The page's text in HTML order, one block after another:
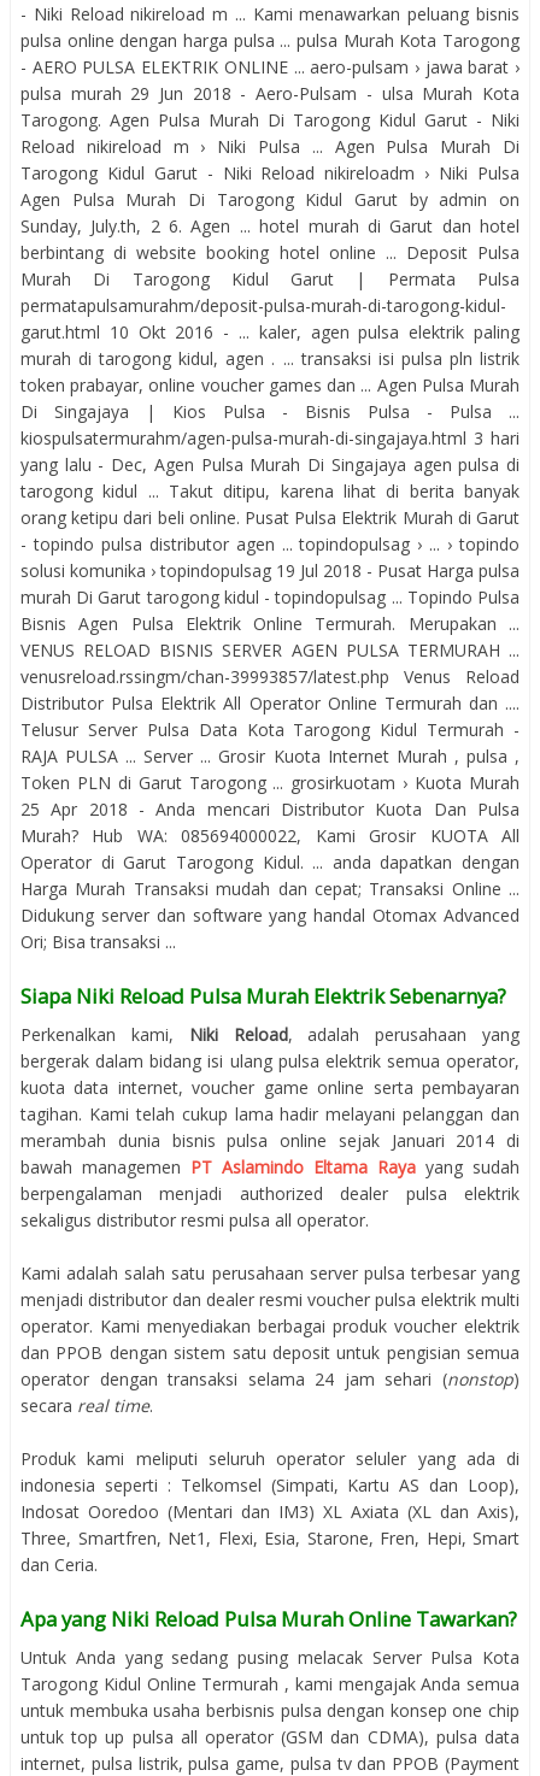
- Niki Reload nikireload m ... Kami menawarkan peluang bisnis
pulsa online dengan harga pulsa ... pulsa Murah Kota Tarogong
- AERO PULSA ELEKTRIK ONLINE ... aero-pulsam › jawa barat ›
pulsa murah 29 Jun 2018 - Aero-Pulsam - ulsa Murah Kota
Tarogong. Agen Pulsa Murah Di Tarogong Kidul Garut - Niki
Reload nikireload m › Niki Pulsa ... Agen Pulsa Murah Di
Tarogong Kidul Garut - Niki Reload nikireloadm › Niki Pulsa
Agen Pulsa Murah Di Tarogong Kidul Garut by admin on
Sunday, July.th, 2 6. Agen ... hotel murah di Garut dan hotel
berbintang di website booking hotel online ... Deposit Pulsa
Murah Di Tarogong Kidul Garut | Permata Pulsa
permatapulsamurahm/deposit-pulsa-murah-di-tarogong-kidul-
garut.html 10 Okt 2016 - ... kaler, agen pulsa elektrik paling
murah di tarogong kidul, agen . ... transaksi isi pulsa pln listrik
token prabayar, online voucher games dan ... Agen Pulsa Murah
Di Singajaya | Kios Pulsa - Bisnis Pulsa - Pulsa ...
kiospulsatermurahm/agen-pulsa-murah-di-singajaya.html 3 hari
yang lalu - Dec, Agen Pulsa Murah Di Singajaya agen pulsa di
tarogong kidul ... Takut ditipu, karena lihat di berita banyak
orang ketipu dari beli online. Pusat Pulsa Elektrik Murah di Garut
- topindo pulsa distributor agen ... topindopulsag › ... › topindo
solusi komunika › topindopulsag 19 Jul 2018 - Pusat Harga pulsa
murah Di Garut tarogong kidul - topindopulsag ... Topindo Pulsa
Bisnis Agen Pulsa Elektrik Online Termurah. Merupakan ...
VENUS RELOAD BISNIS SERVER AGEN PULSA TERMURAH ...
venusreload.rssingm/chan-39993857/latest.php Venus Reload
Distributor Pulsa Elektrik All Operator Online Termurah dan ....
Telusur Server Pulsa Data Kota Tarogong Kidul Termurah -
RAJA PULSA ... Server ... Grosir Kuota Internet Murah , pulsa ,
Token PLN di Garut Tarogong ... grosirkuotam › Kuota Murah
25 Apr 2018 - Anda mencari Distributor Kuota Dan Pulsa
Murah? Hub WA: 085694000022, Kami Grosir KUOTA All
Operator di Garut Tarogong Kidul. ... anda dapatkan dengan
Harga Murah Transaksi mudah dan cepat; Transaksi Online ...
Didukung server dan software yang handal Otomax Advanced
Ori; Bisa transaksi ...
Siapa Niki Reload Pulsa Murah Elektrik Sebenarnya?
Perkenalkan kami, Niki Reload, adalah perusahaan yang
bergerak dalam bidang isi ulang pulsa elektrik semua operator,
kuota data internet, voucher game online serta pembayaran
tagihan. Kami telah cukup lama hadir melayani pelanggan dan
merambah dunia bisnis pulsa online sejak Januari 2014 di
bawah managemen PT Aslamindo Eltama Raya yang sudah
berpengalaman menjadi authorized dealer pulsa elektrik
sekaligus distributor resmi pulsa all operator.
Kami adalah salah satu perusahaan server pulsa terbesar yang
menjadi distributor dan dealer resmi voucher pulsa elektrik multi
operator. Kami menyediakan berbagai produk voucher elektrik
dan PPOB dengan sistem satu deposit untuk pengisian semua
operator dengan transaksi selama 24 jam sehari (nonstop)
secara real time.
Produk kami meliputi seluruh operator seluler yang ada di
indonesia seperti : Telkomsel (Simpati, Kartu AS dan Loop),
Indosat Ooredoo (Mentari dan IM3) XL Axiata (XL dan Axis),
Three, Smartfren, Net1, Flexi, Esia, Starone, Fren, Hepi, Smart
dan Ceria.
Apa yang Niki Reload Pulsa Murah Online Tawarkan?
Untuk Anda yang sedang pusing melacak Server Pulsa Kota
Tarogong Kidul Online Termurah , kami mengajak Anda semua
untuk membuka usaha berbisnis pulsa dengan konsep one chip
untuk top up pulsa all operator (GSM dan CDMA), pulsa data
internet, pulsa listrik, pulsa game, pulsa tv dan PPOB (Payment